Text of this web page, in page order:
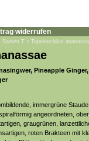
widerrufen
Samen T » Tapeinochilus
Pineapple
immergrüne
angeordneten,
graugrünen,
roten Brakteen mit